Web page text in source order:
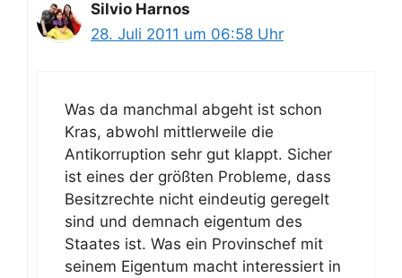
Silvio Harnos
28. Juli 2011 um 06:58 Uhr
Was da manchmal abgeht ist schon
Kras, abwohl mittlerweile die
Antikorruption sehr gut klappt. Sicher
ist eines der größten Probleme, dass
Besitzrechte nicht eindeutig geregelt
sind und demnach eigentum des
Staates ist. Was ein Provinschef mit
seinem Eigentum macht interessiert in